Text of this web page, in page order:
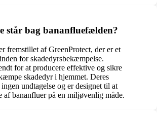
står bag bananfluefælden?
fremstillet af GreenProtect, der er et
for skadedyrsbekæmpelse.
for at producere effektive og sikre
skadedyr i hjemmet. Deres
undtagelse og er designet til at
af bananfluer på en miljøvenlig måde.